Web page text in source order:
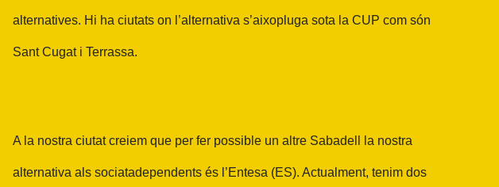
alternatives. Hi ha ciutats on l’alternativa s’aixopluga sota la CUP com són
Sant Cugat i Terrassa.
A la nostra ciutat creiem que per fer possible un altre Sabadell la nostra
alternativa als sociatadependents és l’Entesa (ES). Actualment, tenim dos